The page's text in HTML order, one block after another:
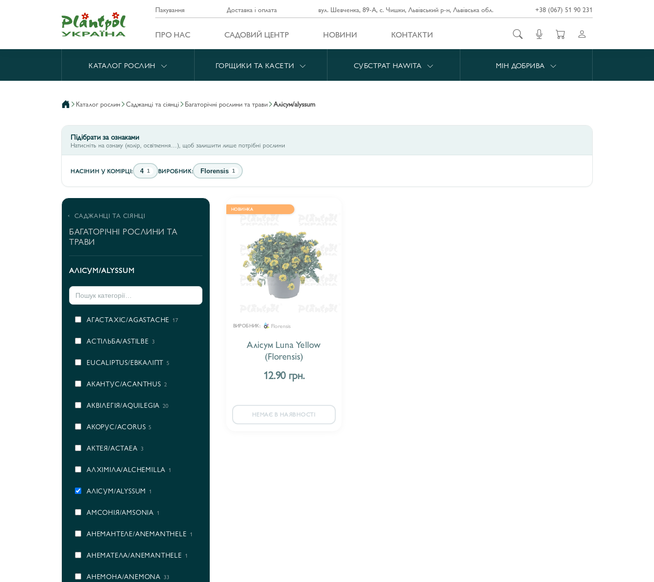
Пакування Доставка і оплата вул. Шевченка, 89-А, с. Чишки, Львівський р-н, Львівська обл. +38 (067) 51 90 231
ПРО НАС САДОВИЙ ЦЕНТР НОВИНИ КОНТАКТИ
КАТАЛОГ РОСЛИН ГОРЩИКИ ТА КАСЕТИ СУБСТРАТ HAWITA МІН ДОБРИВА
каталог рослин саджанці та сіянці багаторічні рослини та трави алісум/alyssum
Підібрати за ознаками
Натисніть на ознаку (колір, освітлення…), щоб залишити лише потрібні рослини
НАСІНИН У КОМІРЦІ: 4 1 ВИРОБНИК: Florensis 1
САДЖАНЦІ ТА СІЯНЦІ
БАГАТОРІЧНІ РОСЛИНИ ТА
ТРАВИ
АЛІСУМ/ALYSSUM
AГАСТАХІС/AGASTACHE 17
AСТІЛЬБА/ASTILBE 3
EUCALIPTUS/ЕВКАЛІПТ 5
АКАНТУС/ACANTHUS 2
АКВІЛЕГІЯ/AQUILEGIA 20
АКОРУС/ACORUS 5
АКТЕЯ/ACTAEA 3
АЛХІМІЛА/ALCHEMILLA 1
АЛІСУМ/ALYSSUM 1
АМСОНІЯ/AMSONIA 1
АНЕМАНТЕЛЕ/ANEMANTHELE 1
АНЕМАТЕЛА/ANEMANTHELE 1
АНЕМОНА/ANEMONA 33
НОВИНКА
ВИРОБНИК: Florensis
Алісум Luna Yellow
(Florensis)
12.90 грн.
НЕМАЄ В НАЯВНОСТІ